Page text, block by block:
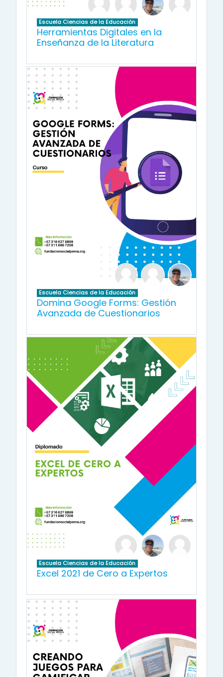
Escuela Ciencias de la Educación
Herramientas Digitales en la
Enseñanza de la Literatura
Escuela Ciencias de la Educación
Domina Google Forms: Gestión
Avanzada de Cuestionarios
Escuela Ciencias de la Educación
Excel 2021 de Cero a Expertos